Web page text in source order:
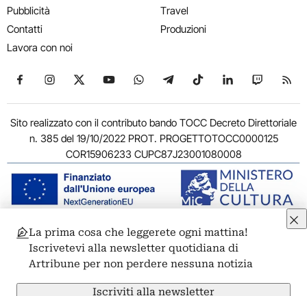
Pubblicità
Contatti
Lavora con noi
Travel
Produzioni
Seguici su Facebook
Seguici su Instagram
Seguici su X
Seguici su YouTube
Seguici su WhatsApp
Seguici su Telegram
Seguici su TikTok
Seguici su
Seguici
Sito realizzato con il contributo bando TOCC Decreto Direttoriale
n. 385 del 19/10/2022 PROT. PROGETTOTOCC0000125
COR15906233 CUPC87J23001080008
© 2011-2026 ARTRIBUNE srl – Corso Vittorio Emanuele II, 287 –
00186 Roma - P.I. 11381581005
Privacy: Responsabile della protezione dei dati personali
ARTRIBUNE srl – Corso Vittorio Emanuele II, 287 – 00186 Roma
La prima cosa che leggerete ogni mattina!
Iscrivetevi alla newsletter quotidiana di
Artribune per non perdere nessuna notizia
Iscriviti alla newsletter